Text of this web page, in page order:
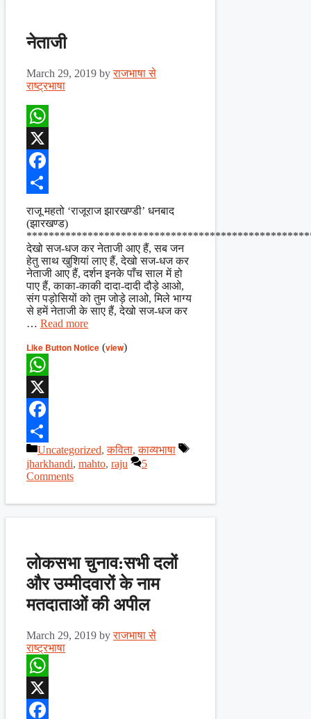
नेताजी
March 29, 2019 byराजभाषा से
राष्ट्रभाषा
WhatsApp
X
Facebook
राजू महतो ‘राजूराज झारखण्डी’ धनबाद
(झारखण्ड)
देखो सज-धज कर नेताजी आए हैं, सब जन
हेतु साथ खुशियां लाए हैं, देखो सज-धज कर
नेताजी आए हैं, दर्शन इनके पाँच साल में हो
पाए हैं, काका-काकी दादा-दादी दौड़े आओ,
संग पड़ोसियों को तुम जोड़े लाओ, मिले भाग्य
से हमें नेताजी के साए हैं, देखो सज-धज कर
… Read more
Like Button Notice (view)
WhatsApp
X
Facebook
Share
Categories
Uncategorized,कविता,काव्यभाषा
Tags
jharkhandi, mahto, raju
5
Comments
लोकसभा चुनाव:सभी दलों
और उम्मीदवारों के नाम
मतदाताओं की अपील
March 29, 2019 byराजभाषा से
राष्ट्रभाषा
WhatsApp
X